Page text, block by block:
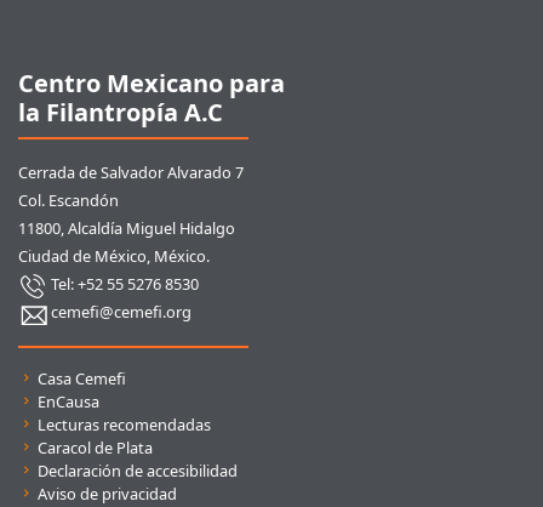
Centro Mexicano para
la Filantropía A.C
Cerrada de Salvador Alvarado 7
Col. Escandón
11800, Alcaldía Miguel Hidalgo
Ciudad de México, México.
Tel: +52 55 5276 8530
cemefi@cemefi.org
Casa Cemefi
EnCausa
Lecturas recomendadas
Caracol de Plata
Declaración de accesibilidad
Aviso de privacidad